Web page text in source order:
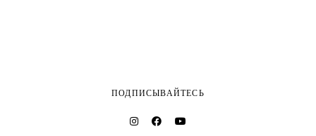
ПОДПИСЫВАЙТЕСЬ